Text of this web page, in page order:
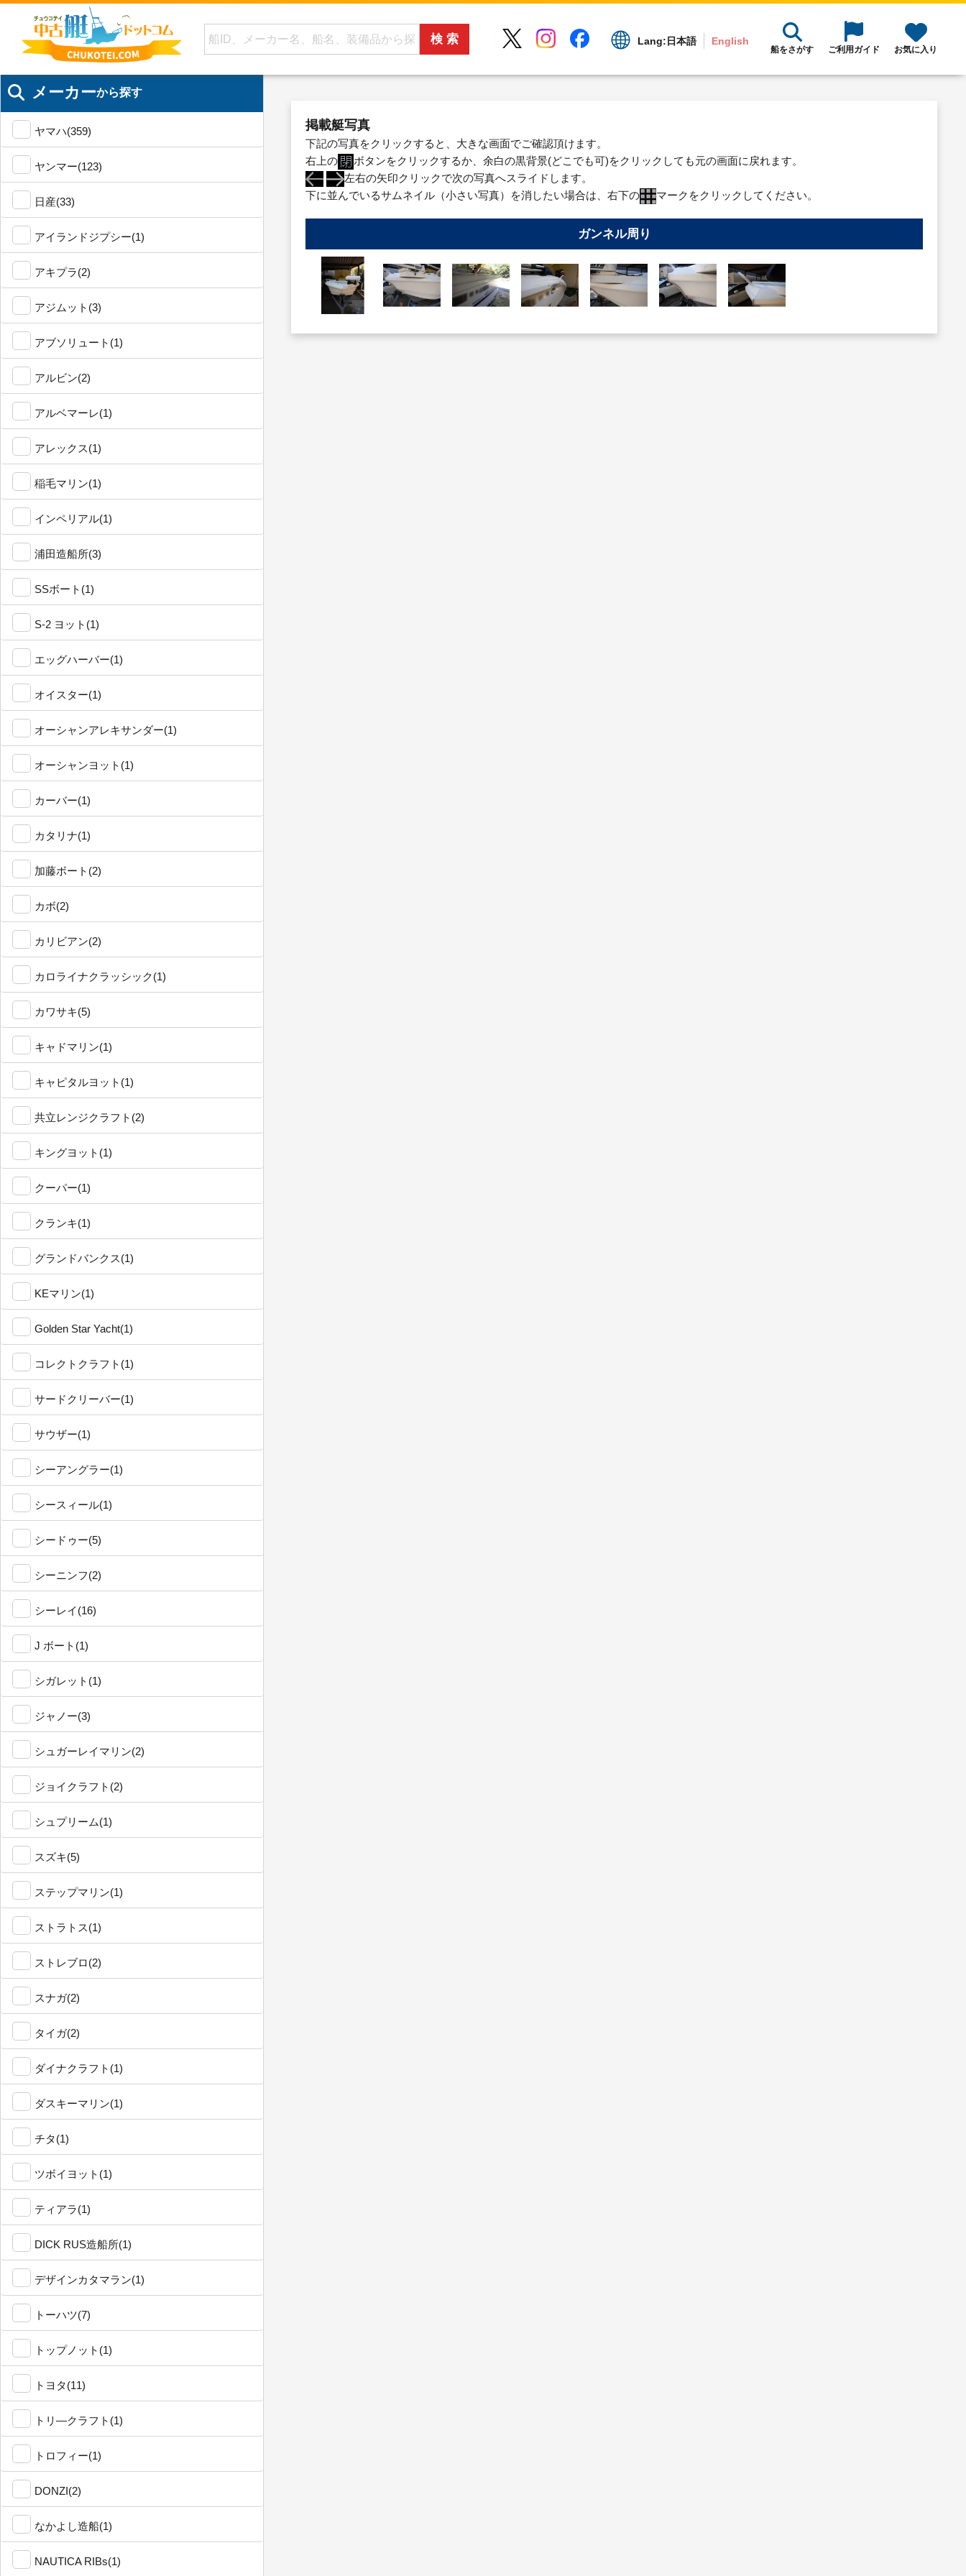
Lang: 日本語 English
船をさがす ご利用ガイド お気に入り
メーカーから探す
ヤマハ(359)
ヤンマー(123)
日産(33)
アイランドジプシー(1)
アキプラ(2)
アジムット(3)
アブソリュート(1)
アルビン(2)
アルベマーレ(1)
アレックス(1)
稲毛マリン(1)
インペリアル(1)
浦田造船所(3)
SSボート(1)
S-2 ヨット(1)
エッグハーバー(1)
オイスター(1)
オーシャンアレキサンダー(1)
オーシャンヨット(1)
カーバー(1)
カタリナ(1)
加藤ボート(2)
カボ(2)
カリビアン(2)
カロライナクラッシック(1)
カワサキ(5)
キャドマリン(1)
キャピタルヨット(1)
共立レンジクラフト(2)
キングヨット(1)
クーパー(1)
クランキ(1)
グランドバンクス(1)
KEマリン(1)
Golden Star Yacht(1)
コレクトクラフト(1)
サードクリーバー(1)
サウザー(1)
シーアングラー(1)
シースィール(1)
シードゥー(5)
シーニンフ(2)
シーレイ(16)
J ボート(1)
シガレット(1)
ジャノー(3)
シュガーレイマリン(2)
ジョイクラフト(2)
シュプリーム(1)
スズキ(5)
ステップマリン(1)
ストラトス(1)
ストレブロ(2)
スナガ(2)
タイガ(2)
ダイナクラフト(1)
ダスキーマリン(1)
チタ(1)
ツボイヨット(1)
ティアラ(1)
DICK RUS造船所(1)
デザインカタマラン(1)
トーハツ(7)
トップノット(1)
トヨタ(11)
トリ―クラフト(1)
トロフィー(1)
DONZI(2)
なかよし造船(1)
NAUTICA RIBs(1)
掲載艇写真
下記の写真をクリックすると、大きな画面でご確認頂けます。
右上の
ボタンをクリックするか、余白の黒背景(どこでも可)をクリックしても元の画面に戻れます。
左右の矢印クリックで次の写真へスライドします。
下に並んでいるサムネイル（小さい写真）を消したい場合は、右下の
マークをクリックしてください。
ガンネル周り